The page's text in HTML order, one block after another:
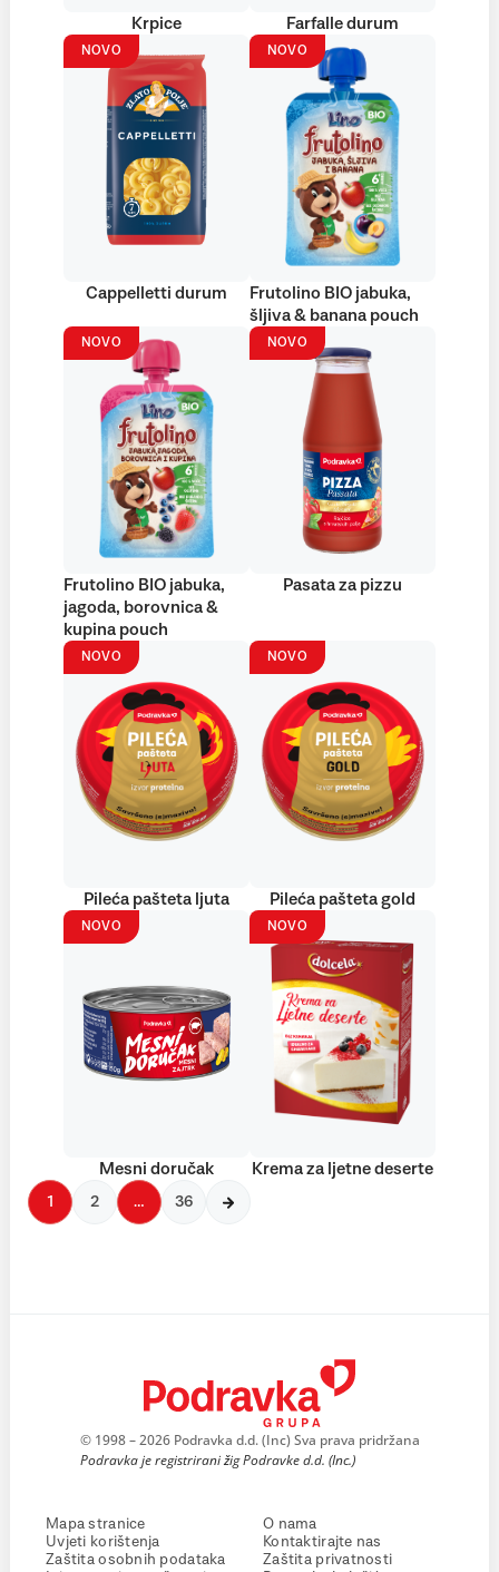
Krpice Farfalle durum
NOVO
Cappelletti durum
NOVO
Frutolino BIO jabuka,
šljiva & banana pouch
NOVO
Frutolino BIO jabuka,
jagoda, borovnica &
kupina pouch
NOVO
Pasata za pizzu
NOVO
Pileća pašteta ljuta
NOVO
Pileća pašteta gold
NOVO
Mesni doručak
NOVO
Krema za ljetne deserte
1 2 … 36
© 1998 – 2026 Podravka d.d. (Inc) Sva prava pridržana
Podravka je registrirani žig Podravke d.d. (Inc.)
Mapa stranice
Uvjeti korištenja
Zaštita osobnih podataka
O nama
Kontaktirajte nas
Zaštita privatnosti